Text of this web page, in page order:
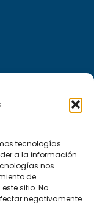
tecnologías
a la información
nos
de
sitio. No
negativamente